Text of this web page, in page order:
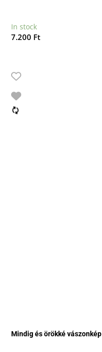
In stock
7.200 Ft
Mindig és örökké vászonkép